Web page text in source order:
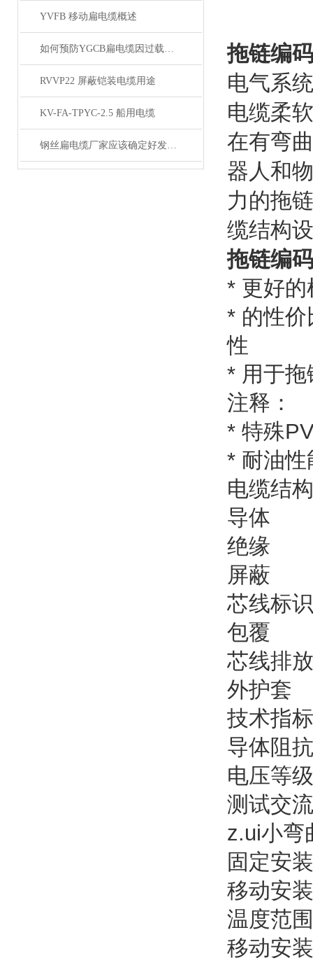
YVFB 移动扁电缆概述
如何预防YGCB扁电缆因过载而起火
RVVP22 屏蔽铠装电缆用途
KV-FA-TPYC-2.5 船用电缆
钢丝扁电缆厂家应该确定好发展方向
拖链编
电气系
电缆柔
在有弯
器人和
力的拖
缆结构
拖链编
* 更好的
* 的性价
性
* 用于拖
注释：
* 特殊
* 耐油性
导体 ：
绝缘 ：
屏蔽 ：
芯线标
包覆
芯线排
外护套
技术指标
导体阻
电压等
测试交
z.ui小
固定安
移动安
温
移动安